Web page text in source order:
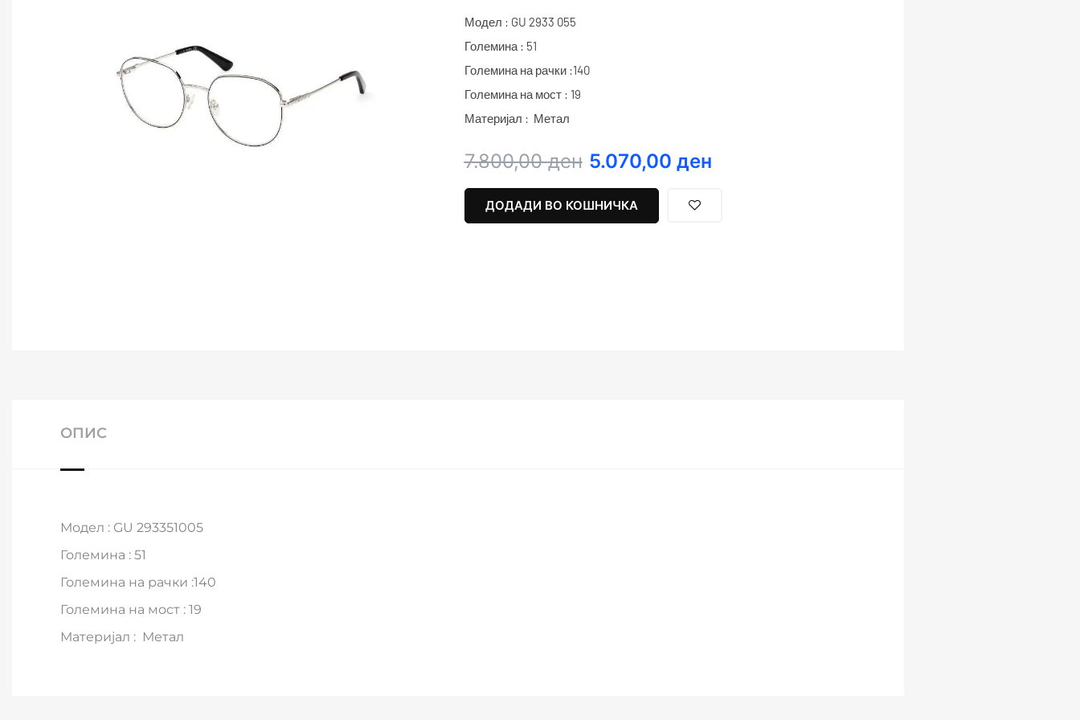
Модел : GU 2933 055
Големина : 51
Големина на рачки :140
Големина на мост : 19
Материјал : Метал
7.800,00ден
Original
was:
7.800,00 ден.
5.070,00 ден
Current
5.070,00 ден.
ДОДАДИ ВО КОШНИЧКА
ОПИС
Модел : GU 293351005
Големина : 51
Големина на рачки :140
Големина на мост : 19
Материјал : Метал